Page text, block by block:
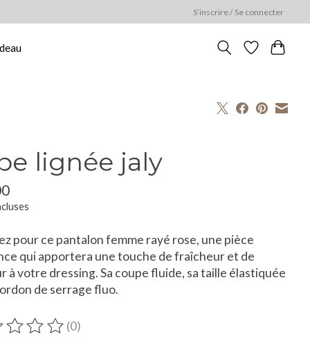
S’inscrire / Se connecter
lignée jaly
pour ce pantalon femme rayé rose, une pièce
qui apportera une touche de fraîcheur et de
à votre dressing. Sa coupe fluide, sa taille élastiquée
de serrage fluo.
est évalué à
(0)